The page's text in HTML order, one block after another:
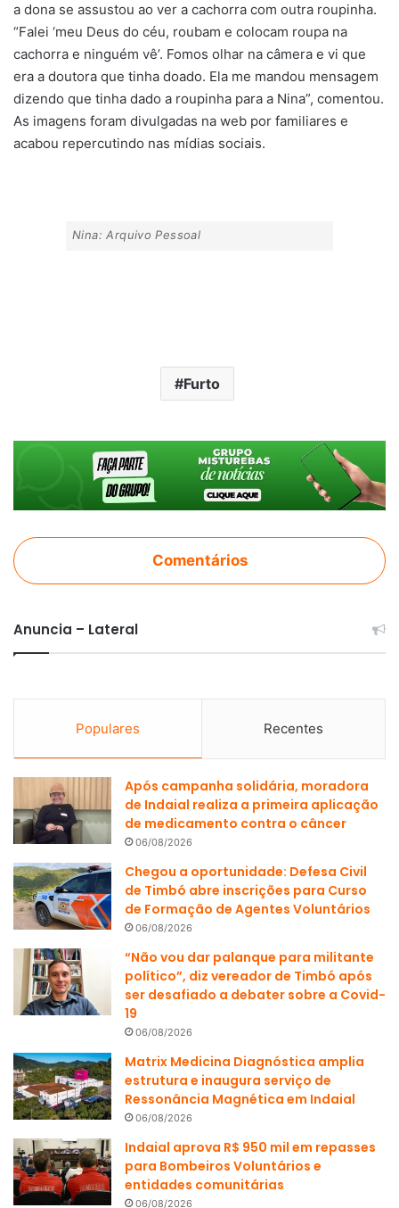
a dona se assustou ao ver a cachorra com outra roupinha.
“Falei ‘meu Deus do céu, roubam e colocam roupa na
cachorra e ninguém vê’. Fomos olhar na câmera e vi que
era a doutora que tinha doado. Ela me mandou mensagem
dizendo que tinha dado a roupinha para a Nina”, comentou.
As imagens foram divulgadas na web por familiares e
acabou repercutindo nas mídias sociais.
Nina: Arquivo Pessoal
Furto
Comentários
Anuncia – Lateral
Populares Recentes
Após campanha solidária, moradora
de Indaial realiza a primeira aplicação
de medicamento contra o câncer
06/08/2026
Chegou a oportunidade: Defesa Civil
de Timbó abre inscrições para Curso
de Formação de Agentes Voluntários
06/08/2026
“Não vou dar palanque para militante
político”, diz vereador de Timbó após
ser desafiado a debater sobre a Covid-
19
06/08/2026
Matrix Medicina Diagnóstica amplia
estrutura e inaugura serviço de
Ressonância Magnética em Indaial
06/08/2026
Indaial aprova R$ 950 mil em repasses
para Bombeiros Voluntários e
entidades comunitárias
06/08/2026